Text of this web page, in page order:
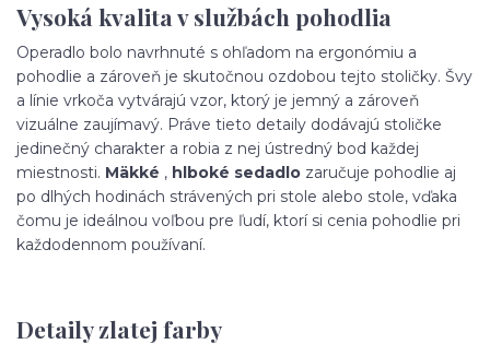
Vysoká kvalita v službách pohodlia
Operadlo bolo navrhnuté s ohľadom na ergonómiu a
pohodlie a zároveň je skutočnou ozdobou tejto stoličky. Švy
a línie vrkoča vytvárajú vzor, ​​ktorý je jemný a zároveň
vizuálne zaujímavý. Práve tieto detaily dodávajú stoličke
jedinečný charakter a robia z nej ústredný bod každej
miestnosti. Mäkké , hlboké sedadlo zaručuje pohodlie aj
po dlhých hodinách strávených pri stole alebo stole, vďaka
čomu je ideálnou voľbou pre ľudí, ktorí si cenia pohodlie pri
každodennom používaní.
Detaily zlatej farby